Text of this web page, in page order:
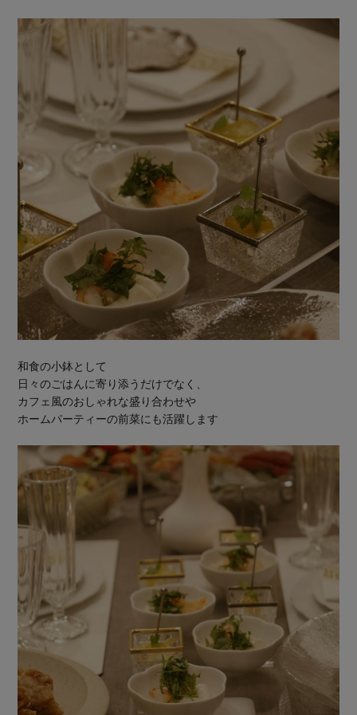
和食の小鉢として
日々のごはんに寄り添うだけでなく、
カフェ風のおしゃれな盛り合わせや
ホームパーティーの前菜にも活躍します